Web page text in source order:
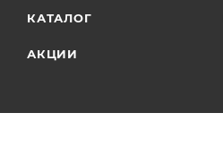
КАТАЛОГ
АКЦИИ